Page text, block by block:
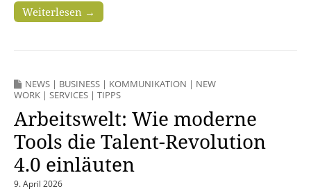
Weiterlesen →
NEWS | BUSINESS | KOMMUNIKATION | NEW
WORK | SERVICES | TIPPS
Arbeitswelt: Wie moderne
Tools die Talent-Revolution
4.0 einläuten
9. April 2026